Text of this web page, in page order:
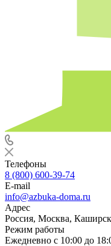
Телефоны
8 (800) 600-39-74
E-mail
info@azbuka-doma.ru
Адрес
Россия, Москва,
Режим работы
Ежедневно с 10:00 до